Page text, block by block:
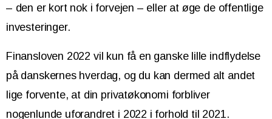
– den er kort nok i forvejen – eller at øge de offentlige
investeringer.
Finansloven 2022 vil kun få en ganske lille indflydelse
på danskernes hverdag, og du kan dermed alt andet
lige forvente, at din privatøkonomi forbliver
nogenlunde uforandret i 2022 i forhold til 2021.